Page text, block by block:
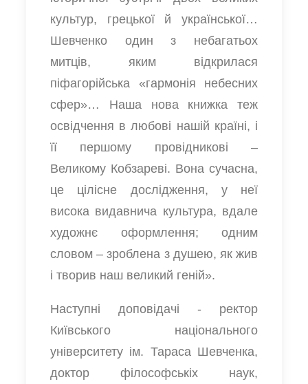
культур, грецької й української…
Шевченко один з небагатьох
митців, яким відкрилася
піфагорійська «гармонія небесних
сфер»… Наша нова книжка теж
освідчення в любові нашій країні, і
її першому провідникові –
Великому Кобзареві. Вона сучасна,
це цілісне дослідження, у неї
висока видавнича культура, вдале
художнє оформлення; одним
словом – зроблена з душею, як жив
і творив наш великий геній».
Наступні доповідачі - ректор
Київського національного
університету ім. Тараса Шевченка,
доктор філософськіх наук,